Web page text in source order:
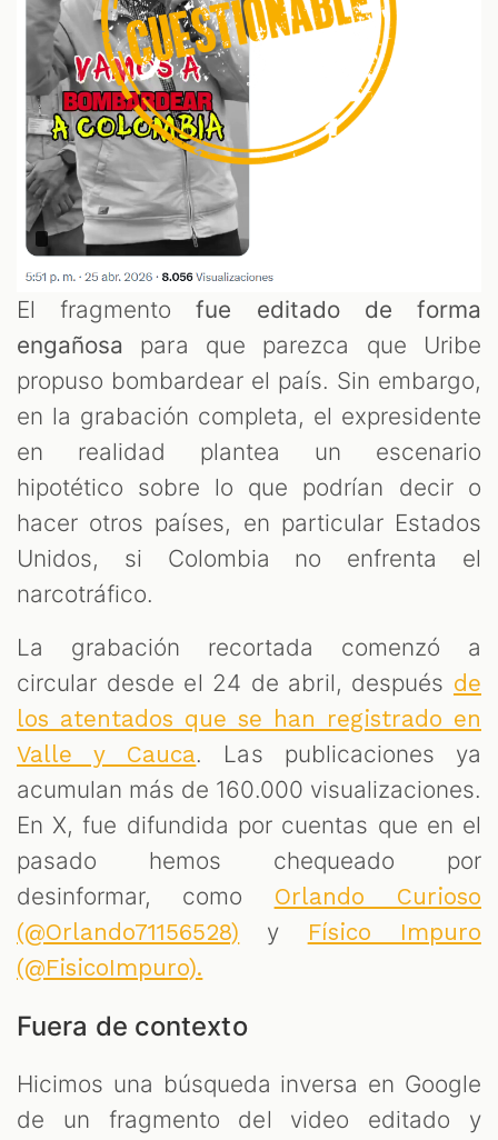
El fragmentofue editado de forma
engañosa para que parezca que Uribe
propuso bombardear el país. Sin embargo,
en la grabación completa, el expresidente
en realidad plantea un escenario
hipotético sobre lo que podrían decir o
hacer otros países, en particular Estados
Unidos, si Colombia no enfrenta el
narcotráfico.
La grabación recortada comenzó a
circular desde el 24 de abril, después de
los atentados que se han registrado en
Valle y Cauca. Las publicaciones ya
acumulan más de 160.000 visualizaciones.
En X, fue difundida por cuentas que en el
pasado hemos chequeado por
desinformar, como Orlando Curioso
(@Orlando71156528) y
Físico Impuro
(@FisicoImpuro).
Fuera de contexto
Hicimos una búsqueda inversa en Google
de un fragmento del video editado y